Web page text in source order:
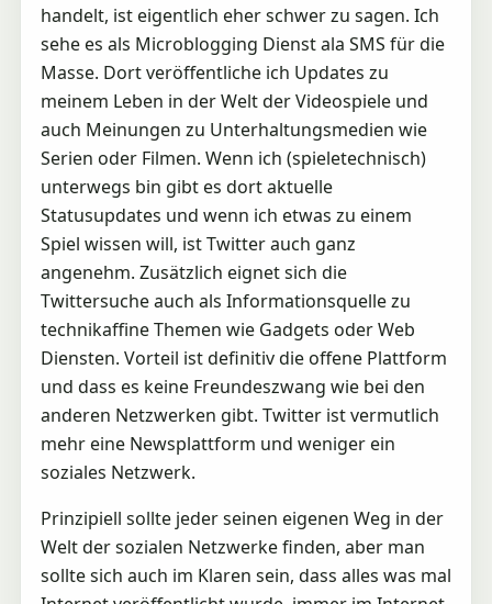
handelt, ist eigentlich eher schwer zu sagen. Ich
sehe es als Microblogging Dienst ala SMS für die
Masse. Dort veröffentliche ich Updates zu
meinem Leben in der Welt der Videospiele und
auch Meinungen zu Unterhaltungsmedien wie
Serien oder Filmen. Wenn ich (spieletechnisch)
unterwegs bin gibt es dort aktuelle
Statusupdates und wenn ich etwas zu einem
Spiel wissen will, ist Twitter auch ganz
angenehm. Zusätzlich eignet sich die
Twittersuche auch als Informationsquelle zu
technikaffine Themen wie Gadgets oder Web
Diensten. Vorteil ist definitiv die offene Plattform
und dass es keine Freundeszwang wie bei den
anderen Netzwerken gibt. Twitter ist vermutlich
mehr eine Newsplattform und weniger ein
soziales Netzwerk.
Prinzipiell sollte jeder seinen eigenen Weg in der
Welt der sozialen Netzwerke finden, aber man
sollte sich auch im Klaren sein, dass alles was mal